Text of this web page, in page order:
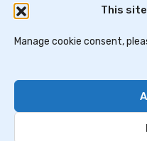
This
Manage cookie consent,